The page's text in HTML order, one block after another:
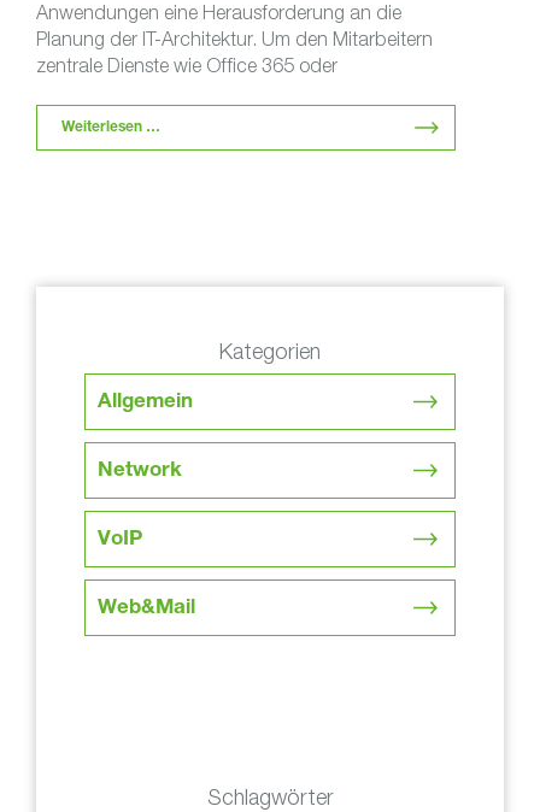
Anwendungen eine Herausforderung an die
Planung der IT-Architektur. Um den Mitarbeitern
zentrale Dienste wie Office 365 oder
Weiterlesen …
Kategorien
Allgemein
Network
VoIP
Web&Mail
Schlagwörter